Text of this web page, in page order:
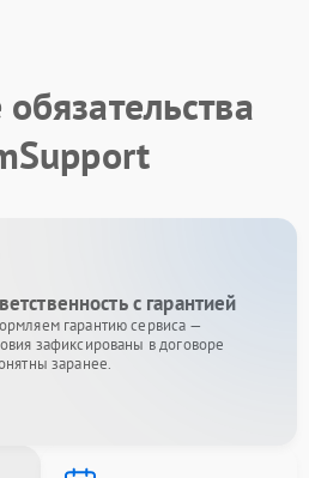
с гарантией
гарантию сервиса —
зафиксированы в договоре
заранее.